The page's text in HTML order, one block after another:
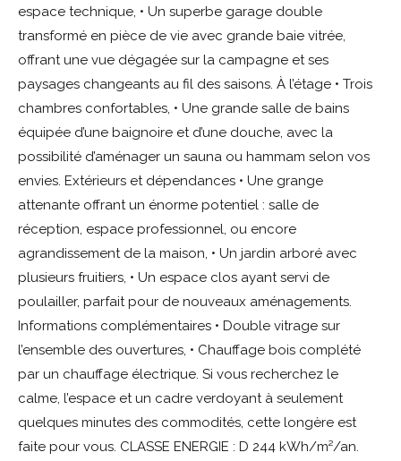
espace technique, • Un superbe garage double
transformé en pièce de vie avec grande baie vitrée,
offrant une vue dégagée sur la campagne et ses
paysages changeants au fil des saisons. À l’étage • Trois
chambres confortables, • Une grande salle de bains
équipée d’une baignoire et d’une douche, avec la
possibilité d’aménager un sauna ou hammam selon vos
envies. Extérieurs et dépendances • Une grange
attenante offrant un énorme potentiel : salle de
réception, espace professionnel, ou encore
agrandissement de la maison, • Un jardin arboré avec
plusieurs fruitiers, • Un espace clos ayant servi de
poulailler, parfait pour de nouveaux aménagements.
Informations complémentaires • Double vitrage sur
l’ensemble des ouvertures, • Chauffage bois complété
par un chauffage électrique. Si vous recherchez le
calme, l’espace et un cadre verdoyant à seulement
quelques minutes des commodités, cette longère est
faite pour vous. CLASSE ENERGIE : D 244 kWh/m²/an.